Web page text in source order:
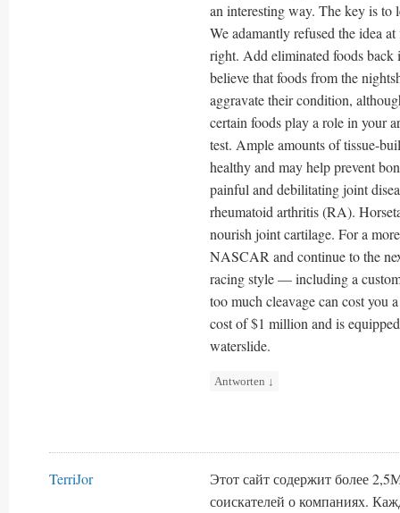
an interesting way. The key is to
We adamantly refused the idea
right. Add eliminated foods back
believe that foods from the
aggravate their condition,
certain foods play a role in your
test. Ample amounts of tissue-
healthy and may help prevent
painful and debilitating joint
rheumatoid arthritis (RA).
nourish joint cartilage. For a
NASCAR and continue to the
racing style — including a
too much cleavage can cost you
cost of $1 million and is
waterslide.
Antworten ↓
TerriJor
Этот сайт содержит более
соискателей о компаниях.